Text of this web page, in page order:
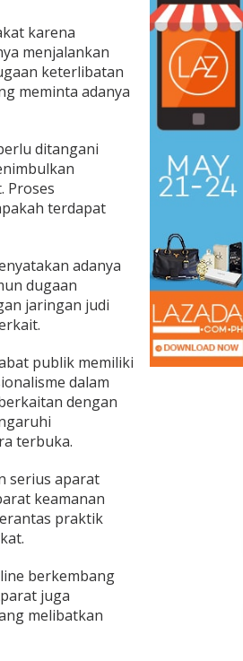
karena
menjalankan
keterlibatan
meminta adanya
ditangani
Proses
terdapat
adanya
dugaan
jaringan judi
publik memiliki
dalam
dengan
terbuka.
serius aparat
keamanan
praktik
berkembang
juga
melibatkan